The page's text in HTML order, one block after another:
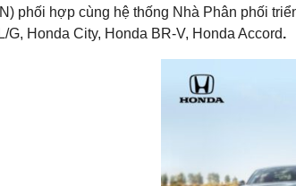
phối hợp cùng hệ thống Nhà Phân phối
G, Honda City, Honda BR-V, Honda Accord.